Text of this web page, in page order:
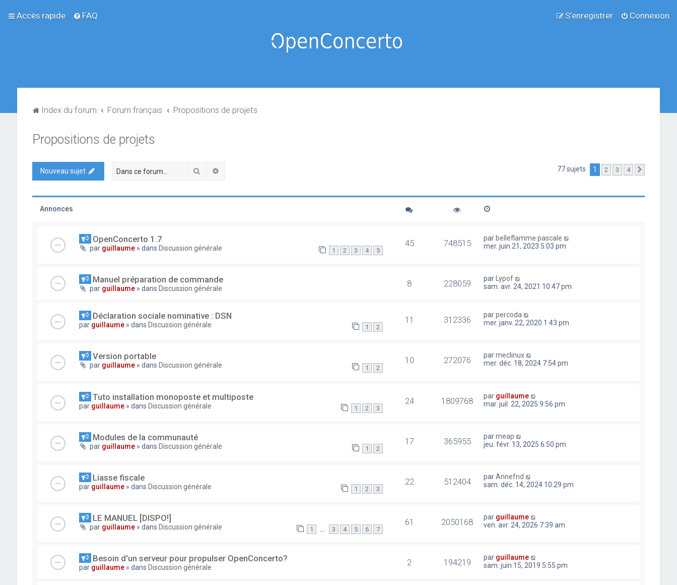
Accès rapide FAQ Connexion
S’enregistrer
Index du forum Forum français Propositions de projets
Propositions de projets
Nouveau sujet Rechercher 77 sujets 1 2 3 4
Annonces
OpenConcerto 1.7
par guillaume » dans Discussion générale 1 2 3 4 5
45 748515 par belleflamme pascale
mer. juin 21, 2023 5:03 pm
Manuel préparation de commande
par guillaume » dans Discussion générale 8 228059 par Lypof
sam. avr. 24, 2021 10:47 pm
Déclaration sociale nominative : DSN
par guillaume » dans Discussion générale 1 2
11 312336 parpercoda
mer. janv. 22, 2020 1:43 pm
Version portable
par guillaume » dans Discussion générale 1 2
10 272076 parmeclinux
mer. déc. 18, 2024 7:54 pm
Tuto installation monoposte et multiposte
par guillaume » dans Discussion générale 1 2 3
24 1809768 par guillaume
mar. juil. 22, 2025 9:56 pm
Modules de la communauté
par guillaume » dans Discussion générale 1 2
17 365955 parmeap
jeu. févr. 13, 2025 6:50 pm
Liasse fiscale
par guillaume » dans Discussion générale 1 2 3
22 512404 parAnnefnd
sam. déc. 14, 2024 10:29 pm
LE MANUEL [DISPO!]
par guillaume » dans Discussion générale 1 … 3 4 5 6 7
61 2050168 par guillaume
ven. avr. 24, 2026 7:39 am
Besoin d'un serveur pour propulser OpenConcerto?
par guillaume » dans Discussion générale 2 194219 par guillaume
sam. juin 15, 2019 5:55 pm